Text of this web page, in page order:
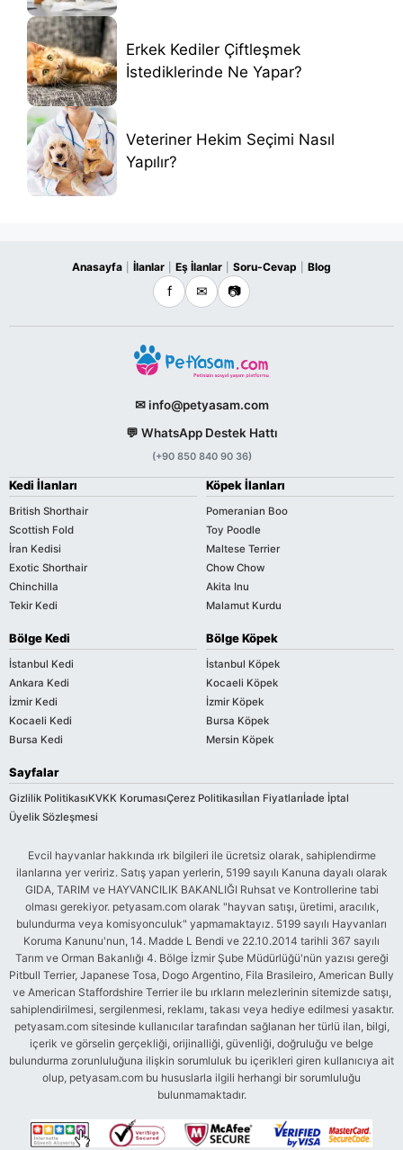
Erkek Kediler Çiftleşmek
İstediklerinde Ne Yapar?
Veteriner Hekim Seçimi Nasıl
Yapılır?
Anasayfa İlanlar Eş İlanlar Soru-Cevap Blog
f ✉ 📷
✉ info@petyasam.com
💬 WhatsApp Destek Hattı
(+90 850 840 90 36)
Kedi İlanları
British Shorthair
Scottish Fold
İran Kedisi
Exotic Shorthair
Chinchilla
Tekir Kedi
Köpek İlanları
Pomeranian Boo
Toy Poodle
Maltese Terrier
Chow Chow
Akita Inu
Malamut Kurdu
Bölge Kedi
İstanbul Kedi
Ankara Kedi
İzmir Kedi
Kocaeli Kedi
Bursa Kedi
Bölge Köpek
İstanbul Köpek
Kocaeli Köpek
İzmir Köpek
Bursa Köpek
Mersin Köpek
Sayfalar
Gizlilik PolitikasıKVKK KorumasıÇerez Politikasıİlan Fiyatlarıİade İptal
Üyelik Sözleşmesi
Evcil hayvanlar hakkında ırk bilgileri ile ücretsiz olarak, sahiplendirme
ilanlarına yer veririz. Satış yapan yerlerin, 5199 sayılı Kanuna dayalı olarak
GIDA, TARIM ve HAYVANCILIK BAKANLIĞI Ruhsat ve Kontrollerine tabi
olması gerekiyor. petyasam.com olarak "hayvan satışı, üretimi, aracılık,
bulundurma veya komisyonculuk" yapmamaktayız. 5199 sayılı Hayvanları
Koruma Kanunu'nun, 14. Madde L Bendi ve 22.10.2014 tarihli 367 sayılı
Tarım ve Orman Bakanlığı 4. Bölge İzmir Şube Müdürlüğü'nün yazısı gereği
Pitbull Terrier, Japanese Tosa, Dogo Argentino, Fila Brasileiro, American Bully
ve American Staffordshire Terrier ile bu ırkların melezlerinin sitemizde satışı,
sahiplendirilmesi, sergilenmesi, reklamı, takası veya hediye edilmesi yasaktır.
petyasam.com sitesinde kullanıcılar tarafından sağlanan her türlü ilan, bilgi,
içerik ve görselin gerçekliği, orijinalliği, güvenliği, doğruluğu ve belge
bulundurma zorunluluğuna ilişkin sorumluluk bu içerikleri giren kullanıcıya ait
olup, petyasam.com bu hususlarla ilgili herhangi bir sorumluluğu
bulunmamaktadır.